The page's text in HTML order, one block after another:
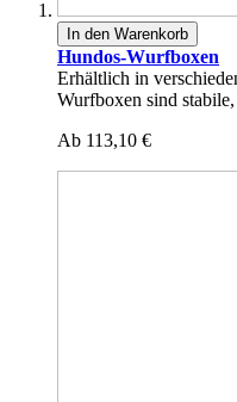
In den Warenkorb
Hundos-Wurfboxen
Erhältlich in
Wurfboxen sind
Ab 113,10 €